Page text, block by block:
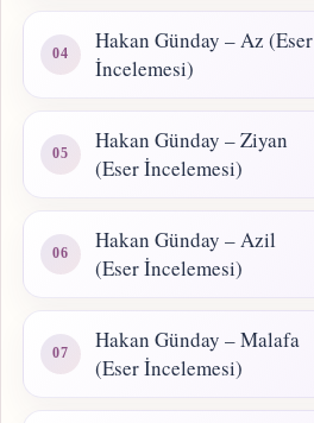
Hakan Günday – Az (Eser
İncelemesi)
Hakan Günday – Ziyan
(Eser İncelemesi)
Hakan Günday – Azil
(Eser İncelemesi)
Hakan Günday – Malafa
(Eser İncelemesi)